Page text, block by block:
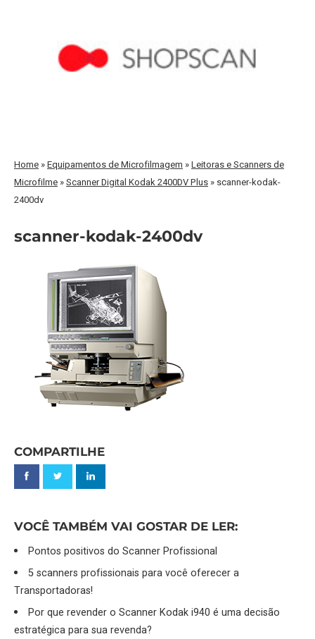
Home »Equipamentos de Microfilmagem »Leitoras e Scanners de
Microfilme »Scanner Digital Kodak 2400DV Plus » scanner-kodak-
2400dv
scanner-kodak-2400dv
COMPARTILHE
VOCÊ TAMBÉM VAI GOSTAR DE LER:
Pontos positivos do Scanner Profissional
5 scanners profissionais para você oferecer a
Transportadoras!
Por que revender o Scanner Kodak i940 é uma decisão
estratégica para sua revenda?